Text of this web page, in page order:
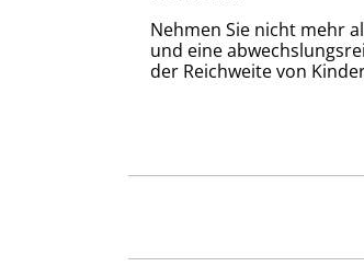
Nehmen Sie nicht mehr
und eine
der Reichweite von